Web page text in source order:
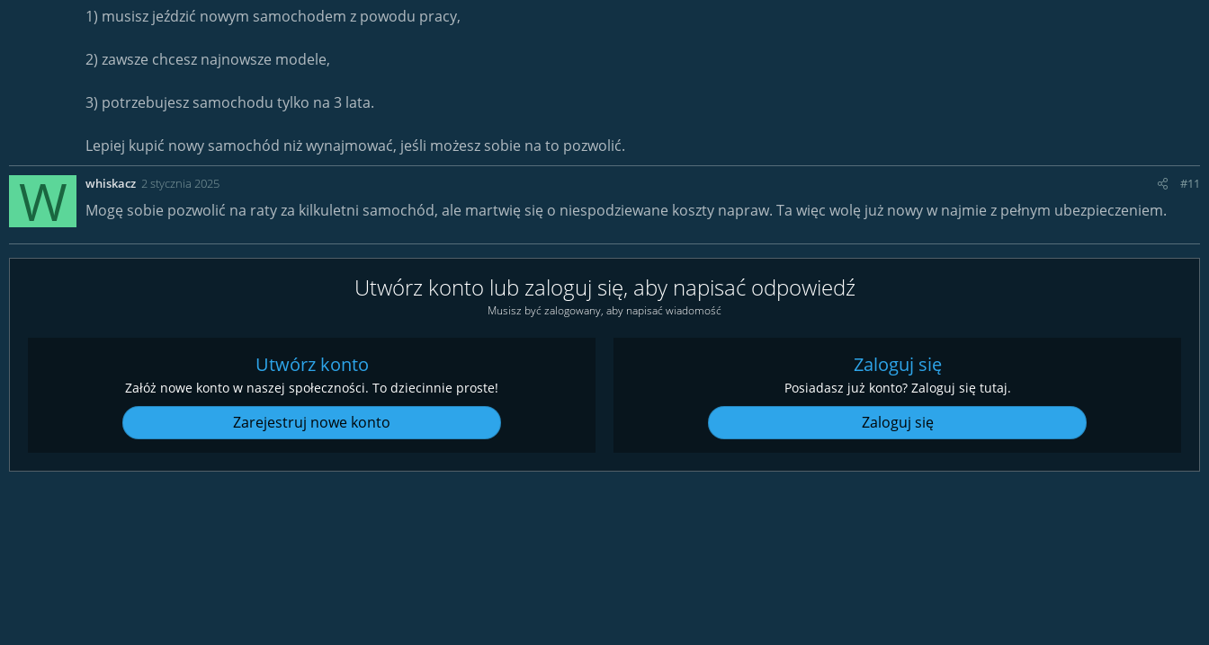
1) musisz jeździć nowym samochodem z powodu pracy,
2) zawsze chcesz najnowsze modele,
3) potrzebujesz samochodu tylko na 3 lata.
Lepiej kupić nowy samochód niż wynajmować, jeśli możesz sobie na to pozwolić.
W whiskacz 2 stycznia 2025 #11
Mogę sobie pozwolić na raty za kilkuletni samochód, ale martwię się o niespodziewane koszty napraw. Ta więc wolę już nowy w najmie z pełnym ubezpieczeniem.
Utwórz konto lub zaloguj się, aby napisać odpowiedź
Musisz być zalogowany, aby napisać wiadomość
Utwórz konto
Załóż nowe konto w naszej społeczności. To dziecinnie proste!
Zarejestruj nowe konto
Zaloguj się
Posiadasz już konto? Zaloguj się tutaj.
Zaloguj się